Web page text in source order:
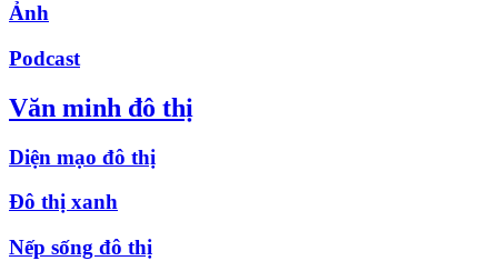
Ảnh
Podcast
Văn minh đô thị
Diện mạo đô thị
Đô thị xanh
Nếp sống đô thị